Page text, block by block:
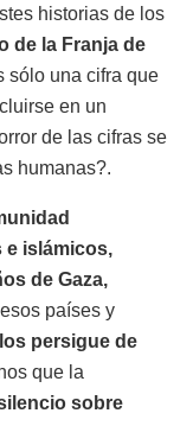
historias de los
de la Franja de
sólo una cifra que
en un
de las cifras se
humanas?.
e islámicos,
de Gaza,
países y
persigue de
que la
sobre